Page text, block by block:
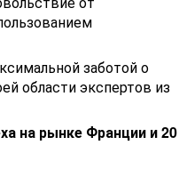
заботой о
области экспертов из
на рынке Франции и 20